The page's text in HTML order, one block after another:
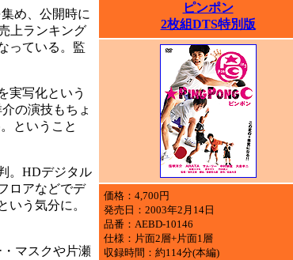
ピンポン
2枚組DTS特別版
価格：4,700円
発売日：2003年2月14日
品番：AEBD-10146
仕様：片面2層+片面1層
収録時間：約114分(本編)
め、公開時に
上ランキング
っている。監
実写化という
の演技もちょ
ということ
。HDデジタル
ロアなどでデ
う気分に。
マスクや片瀬